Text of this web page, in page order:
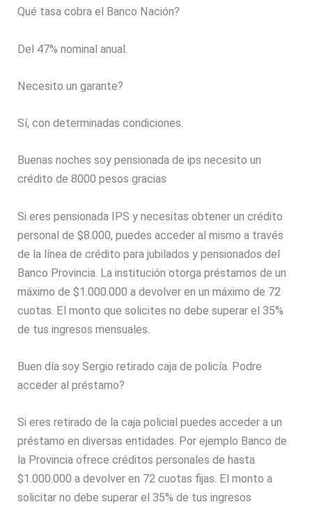
Qué tasa cobra el Banco Nación?
Del 47% nominal anual.
Necesito un garante?
Sí, con determinadas condiciones.
Buenas noches soy pensionada de ips necesito un
crédito de 8000 pesos gracias
Si eres pensionada IPS y necesitas obtener un crédito
personal de $8.000, puedes acceder al mismo a través
de la línea de crédito para jubilados y pensionados del
Banco Provincia. La institución otorga préstamos de un
máximo de $1.000.000 a devolver en un máximo de 72
cuotas. El monto que solicites no debe superar el 35%
de tus ingresos mensuales.
Buen día soy Sergio retirado caja de policía. Podre
acceder al préstamo?
Si eres retirado de la caja policial puedes acceder a un
préstamo en diversas entidades. Por ejemplo Banco de
la Provincia ofrece créditos personales de hasta
$1.000.000 a devolver en 72 cuotas fijas. El monto a
solicitar no debe superar el 35% de tus ingresos